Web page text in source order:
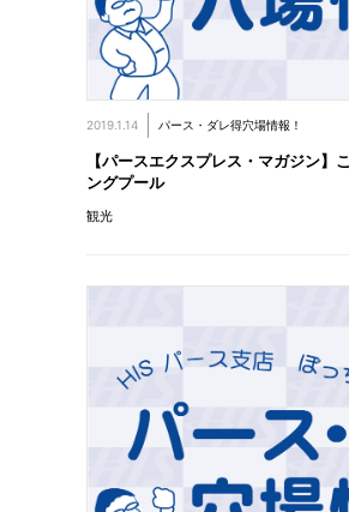
2019.1.14 パース・ダレ得穴場情報！
【パースエクスプレス・マガジン】
ングプール
観光